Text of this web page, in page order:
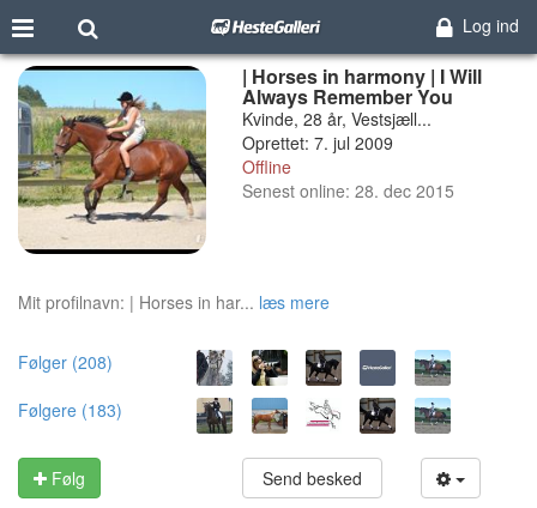
Log ind
| Horses in harmony | I Will
Always Remember You
Kvinde, 28 år, Vestsjæll...
Oprettet: 7. jul 2009
Offline
Senest online: 28. dec 2015
Mit profilnavn: | Horses in har... læs mere
Følger (208)
Følgere (183)
Følg Send besked